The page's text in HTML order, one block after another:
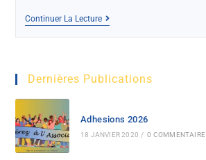
Continuer La Lecture
Dernières Publications
Adhesions 2026
18 JANVIER 2020 / 0 COMMENTAIRE